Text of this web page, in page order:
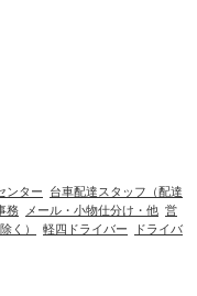
ンター
台車配達スタッフ（配達
務 メール・小物仕分け・他 営
く） 軽四ドライバー
ドライバ